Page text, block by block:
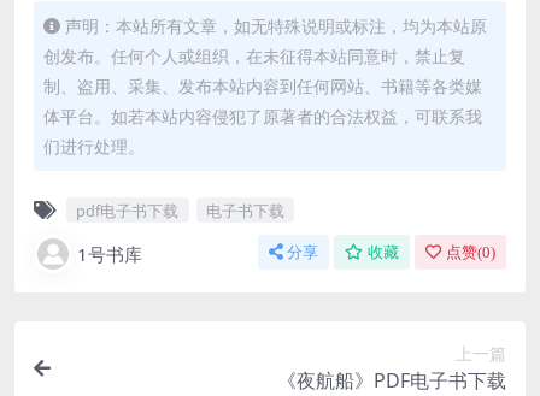
声明：本站所有文章，如无特殊说明或标注，均为本站原
创发布。任何个人或组织，在未征得本站同意时，禁止复
制、盗用、采集、发布本站内容到任何网站、书籍等各类媒
体平台。如若本站内容侵犯了原著者的合法权益，可联系我
们进行处理。
pdf电子书下载 电子书下载
1号书库 分享 收藏 点赞(0)
上一篇
《夜航船》PDF电子书下载